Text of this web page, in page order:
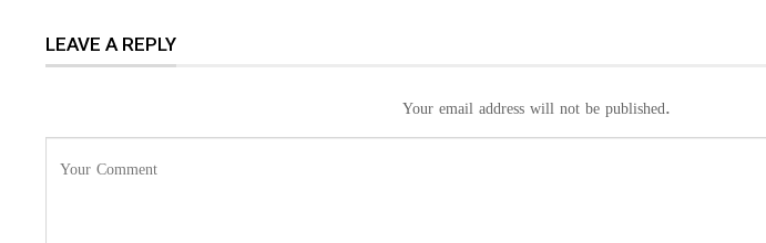
LEAVE A REPLY
Your email address will not be published.